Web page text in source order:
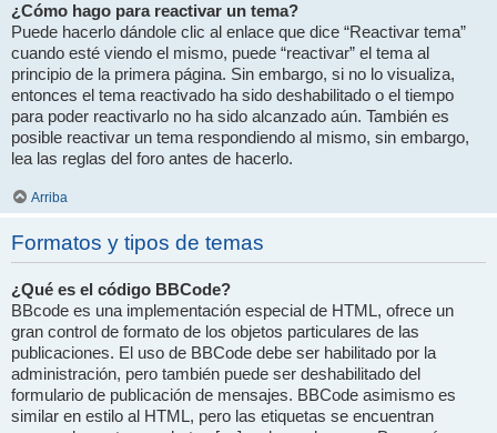
¿Cómo hago para reactivar un tema?
Puede hacerlo dándole clic al enlace que dice “Reactivar tema”
cuando esté viendo el mismo, puede “reactivar” el tema al
principio de la primera página. Sin embargo, si no lo visualiza,
entonces el tema reactivado ha sido deshabilitado o el tiempo
para poder reactivarlo no ha sido alcanzado aún. También es
posible reactivar un tema respondiendo al mismo, sin embargo,
lea las reglas del foro antes de hacerlo.
Arriba
Formatos y tipos de temas
¿Qué es el código BBCode?
BBcode es una implementación especial de HTML, ofrece un
gran control de formato de los objetos particulares de las
publicaciones. El uso de BBCode debe ser habilitado por la
administración, pero también puede ser deshabilitado del
formulario de publicación de mensajes. BBCode asimismo es
similar en estilo al HTML, pero las etiquetas se encuentran